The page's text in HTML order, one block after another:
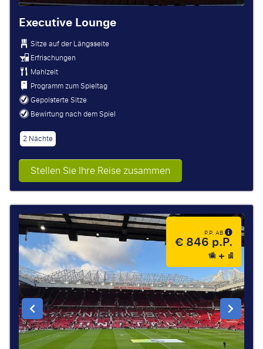
Executive Lounge
Sitze auf der Längsseite
Erfrischungen
Mahlzeit
Programm zum Spieltag
Gepolsterte Sitze
Bewirtung nach dem Spiel
2 Nächte
Stellen Sie Ihre Reise zusammen
P.P. AB
€ 846 p.P.